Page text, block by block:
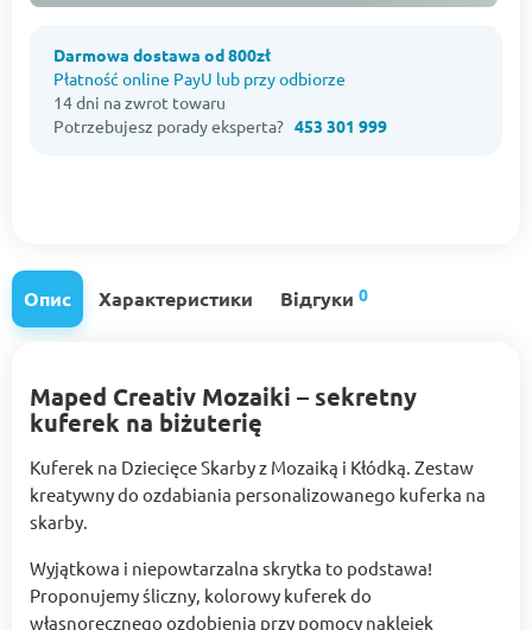
Darmowa dostawa od 800zł
Płatność online PayU lub przy odbiorze
14 dni na zwrot towaru
Potrzebujesz porady eksperta? 453 301 999
Опис Характеристики Відгуки 0
Maped Creativ Mozaiki – sekretny
kuferek na biżuterię
Kuferek na Dziecięce Skarby z Mozaiką i Kłódką. Zestaw
kreatywny do ozdabiania personalizowanego kuferka na
skarby.
Wyjątkowa i niepowtarzalna skrytka to podstawa!
Proponujemy śliczny, kolorowy kuferek do
własnoręcznego ozdobienia przy pomocy naklejek